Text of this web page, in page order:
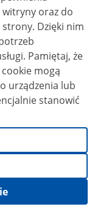
inaczej.
witryny oraz do
nim
że
mogą
urządzenia lub
stanowić